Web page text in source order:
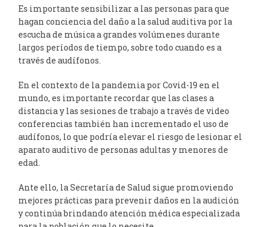
Es importante sensibilizar a las personas para que
hagan conciencia del daño a la salud auditiva por la
escucha de música a grandes volúmenes durante
largos períodos de tiempo, sobre todo cuando es a
través de audífonos.
En el contexto de la pandemia por Covid-19 en el
mundo, es importante recordar que las clases a
distancia y las sesiones de trabajo a través de video
conferencias también han incrementado el uso de
audífonos, lo que podría elevar el riesgo de lesionar el
aparato auditivo de personas adultas y menores de
edad.
Ante ello, la Secretaría de Salud sigue promoviendo
mejores prácticas para prevenir daños en la audición
y continúa brindando atención médica especializada